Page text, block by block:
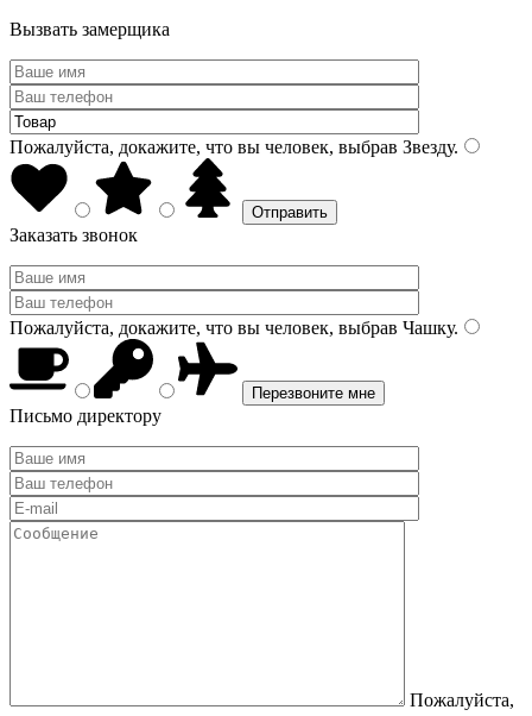
Вызвать замерщика
Пожалуйста, докажите, что вы человек, выбрав Звезду.
Заказать звонок
Пожалуйста, докажите, что вы человек, выбрав Чашку.
Письмо директору
Пожалуйста,